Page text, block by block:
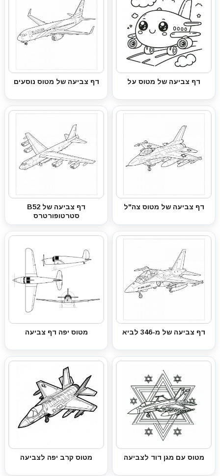
דף צביעה של מטוס על דף צביעה של מטוס נוסעים
דף צביעה של מטוס צה"ל
דף צביעה של B52
סטרטופורטרס
דף צביעה של מ-346 לביא מטוס יפה דף צביעה
מטוס עם מגן דוד לצביעה מטוס קרב יפה לצביעה